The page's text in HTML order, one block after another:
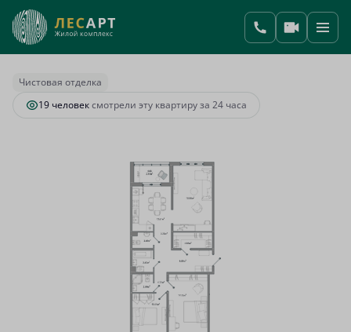
3-комнатная91.72 м 19 934 975 руб.
Ипотека от 130 894 руб.
Чистовая отделка
19 человексмотрели эту квартиру за 24 часа